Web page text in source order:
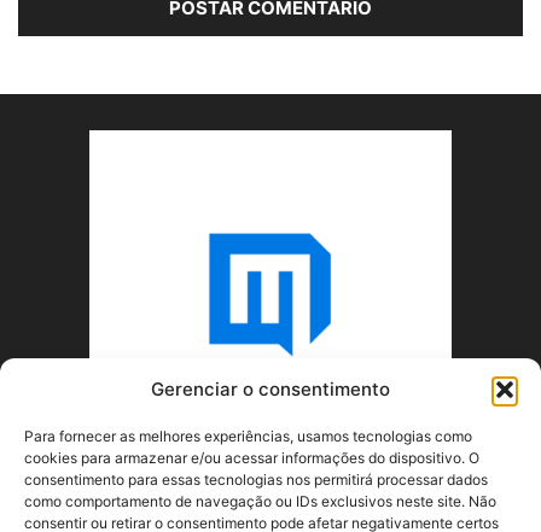
Gerenciar o consentimento
Para fornecer as melhores experiências, usamos tecnologias como
cookies para armazenar e/ou acessar informações do dispositivo. O
consentimento para essas tecnologias nos permitirá processar dados
como comportamento de navegação ou IDs exclusivos neste site. Não
consentir ou retirar o consentimento pode afetar negativamente certos